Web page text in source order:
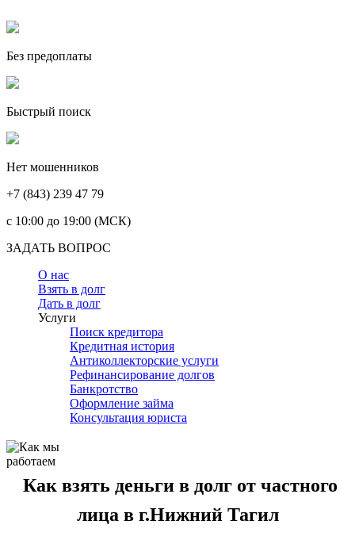
Без предоплаты
Быстрый поиск
Нет мошенников
+7 (843) 239 47 79
c 10:00 до 19:00 (МСК)
ЗАДАТЬ ВОПРОС
О нас
Взять в долг
Дать в долг
Услуги
Поиск кредитора
Кредитная история
Антиколлекторские услуги
Рефинансирование долгов
Банкротство
Оформление займа
Консультация юриста
Как взять деньги в долг от частного
лица в г.Нижний Тагил